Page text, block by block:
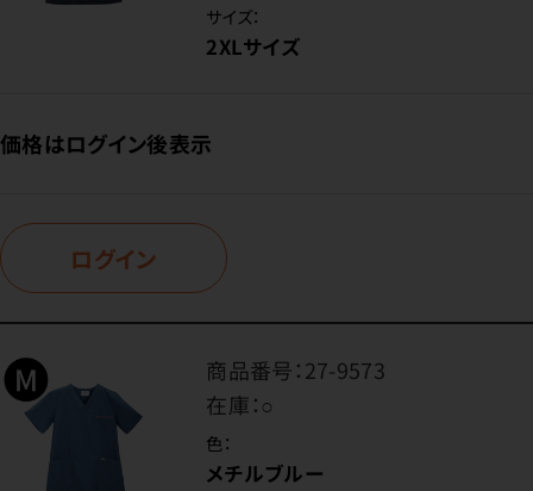
サイズ：
2XLサイズ
価格はログイン後表示
ログイン
商品番号：27-9573
在庫：○
色：
メチルブルー